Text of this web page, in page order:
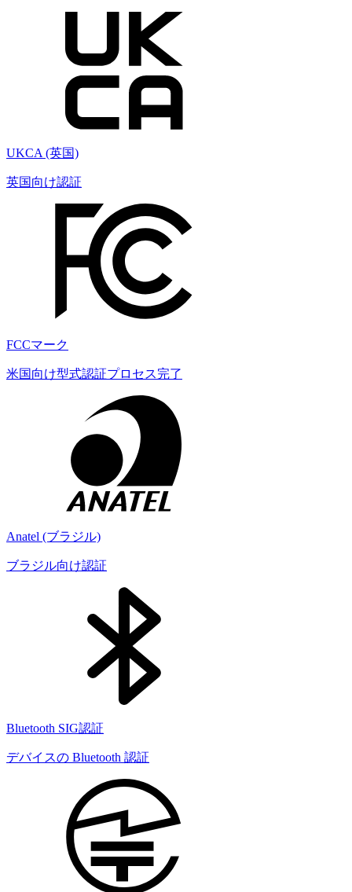
UKCA (英国)
英国向け認証
FCCマーク
米国向け型式認証プロセス完了
Anatel (ブラジル)
ブラジル向け認証
Bluetooth SIG認証
デバイスの Bluetooth 認証